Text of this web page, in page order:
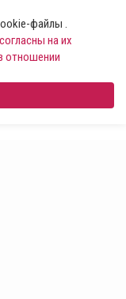
файлы .
согласны на их
отношении